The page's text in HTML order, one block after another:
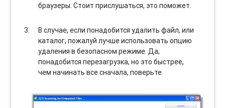
браузеры. Стоит прислушаться, это поможет.
В случае, если понадобится удалить файл, или
каталог, пожалуй лучше использовать опцию
удаления в безопасном режиме. Да,
понадобится перезагрузка, но это быстрее,
чем начинать все сначала, поверьте.